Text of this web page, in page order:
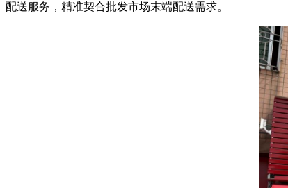
配送服务，精准契合批发市场末端配送需求。